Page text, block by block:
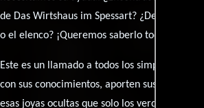
de Das Wirtshaus im Spessart? ¿Detectaste
o el elenco? ¡Queremos saberlo todo!
Este es un llamado a todos los simpatizantes
con sus conocimientos, aporten sus
esas joyas ocultas que solo los verdaderos